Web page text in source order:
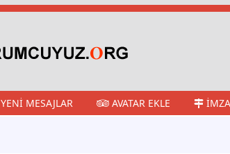
YENI MESAJLAR AVATAR EKLE